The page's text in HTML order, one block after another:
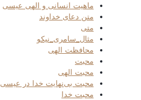
ماهیت انسانی و الهی عیسی
متن دعای خداوند
متی
مثال_سامری_نیکو
محافظت الهی
محبت
محبت الهی
محبت بی‌نهایت خدا در عیسی
محبت خدا